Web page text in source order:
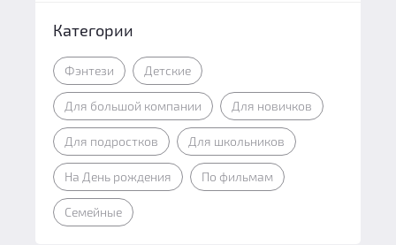
Категории
Фэнтези Детские
Для большой компании Для новичков
Для подростков Для школьников
На День рождения По фильмам
Семейные